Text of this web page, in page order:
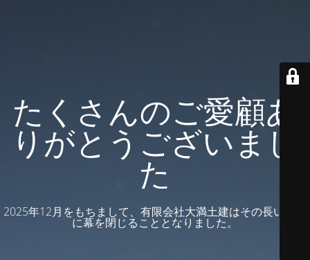
たくさんのご愛顧あ
りがとうございまし
た
2025年12月をもちまして、有限会社大満土建はその長い歴史
に幕を閉じることとなりました。